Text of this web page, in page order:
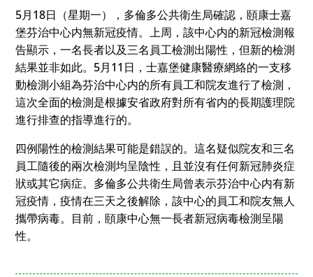
5月18日（星期一），多倫多公共衛生局確認，頤康士嘉
堡芬治中心内無新冠疫情。上周，該中心内的新冠檢測報
告顯示，一名長者以及三名員工檢測出陽性，但新的檢測
結果並非如此。5月11日，士嘉堡健康醫療網絡的一支移
動檢測小組為芬治中心内的所有員工和院友進行了檢測，
這次全面的檢測是根據安省政府對所有省内的長期護理院
進行排查的指導進行的。
四例陽性的檢測結果可能是錯誤的。這名疑似院友和三名
員工隨後的兩次檢測均呈陰性，且並沒有任何新冠肺炎症
狀或其它病症。多倫多公共衛生局曾表示芬治中心内有新
冠疫情，疫情在三天之後解除，該中心的員工和院友無人
攜帶病毒。目前，頤康中心無一長者新冠病毒檢測呈陽
性。